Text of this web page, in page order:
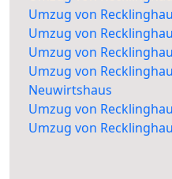
Umzug von
Umzug von
Umzug von
Umzug von
Neuwirtshaus
Umzug von
Umzug von